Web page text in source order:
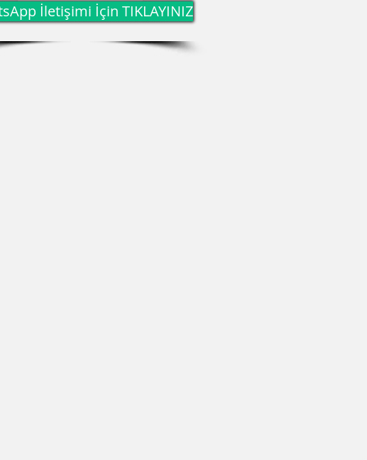
İletişimi İçin TIKLAYINIZ